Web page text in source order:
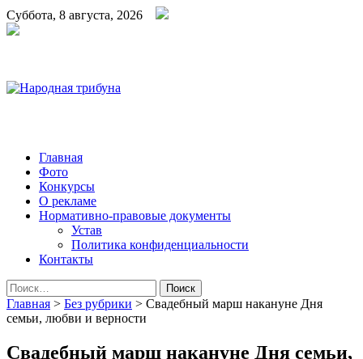
Суббота, 8 августа, 2026
Народная трибуна
Калининская районная газета
Главная
Фото
Конкурсы
О рекламе
Нормативно-правовые документы
Устав
Политика конфиденциальности
Контакты
Найти:
Главная > Без рубрики > Свадебный марш накануне Дня
семьи, любви и верности
Свадебный марш накануне Дня семьи,